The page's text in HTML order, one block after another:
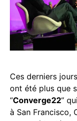
Ces derniers
ont été plus que
“Converge22”
à San Francisco,